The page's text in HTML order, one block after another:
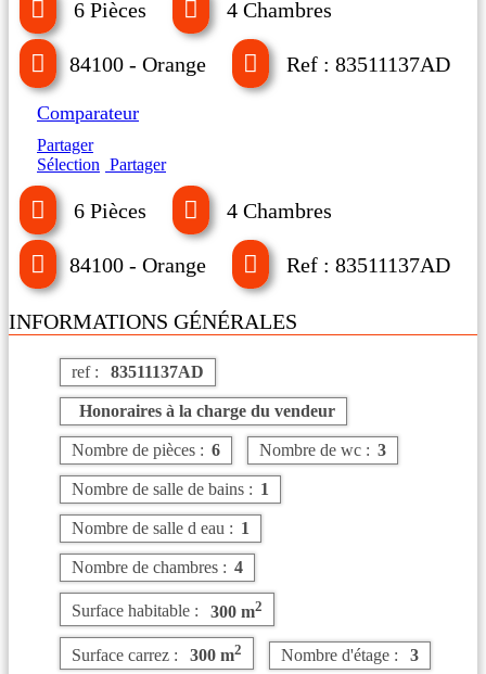
6 Pièces 4 Chambres
84100 - Orange Ref : 83511137AD
Comparateur
Partager
Sélection Partager
6 Pièces 4 Chambres
84100 - Orange Ref : 83511137AD
INFORMATIONS GÉNÉRALES
ref : 83511137AD
Honoraires à la charge du vendeur
Nombre de pièces : 6 Nombre de wc : 3
Nombre de salle de bains : 1
Nombre de salle d eau : 1
Nombre de chambres : 4
Surface habitable : 300 m2
Surface carrez : 300 m2 Nombre d'étage : 3